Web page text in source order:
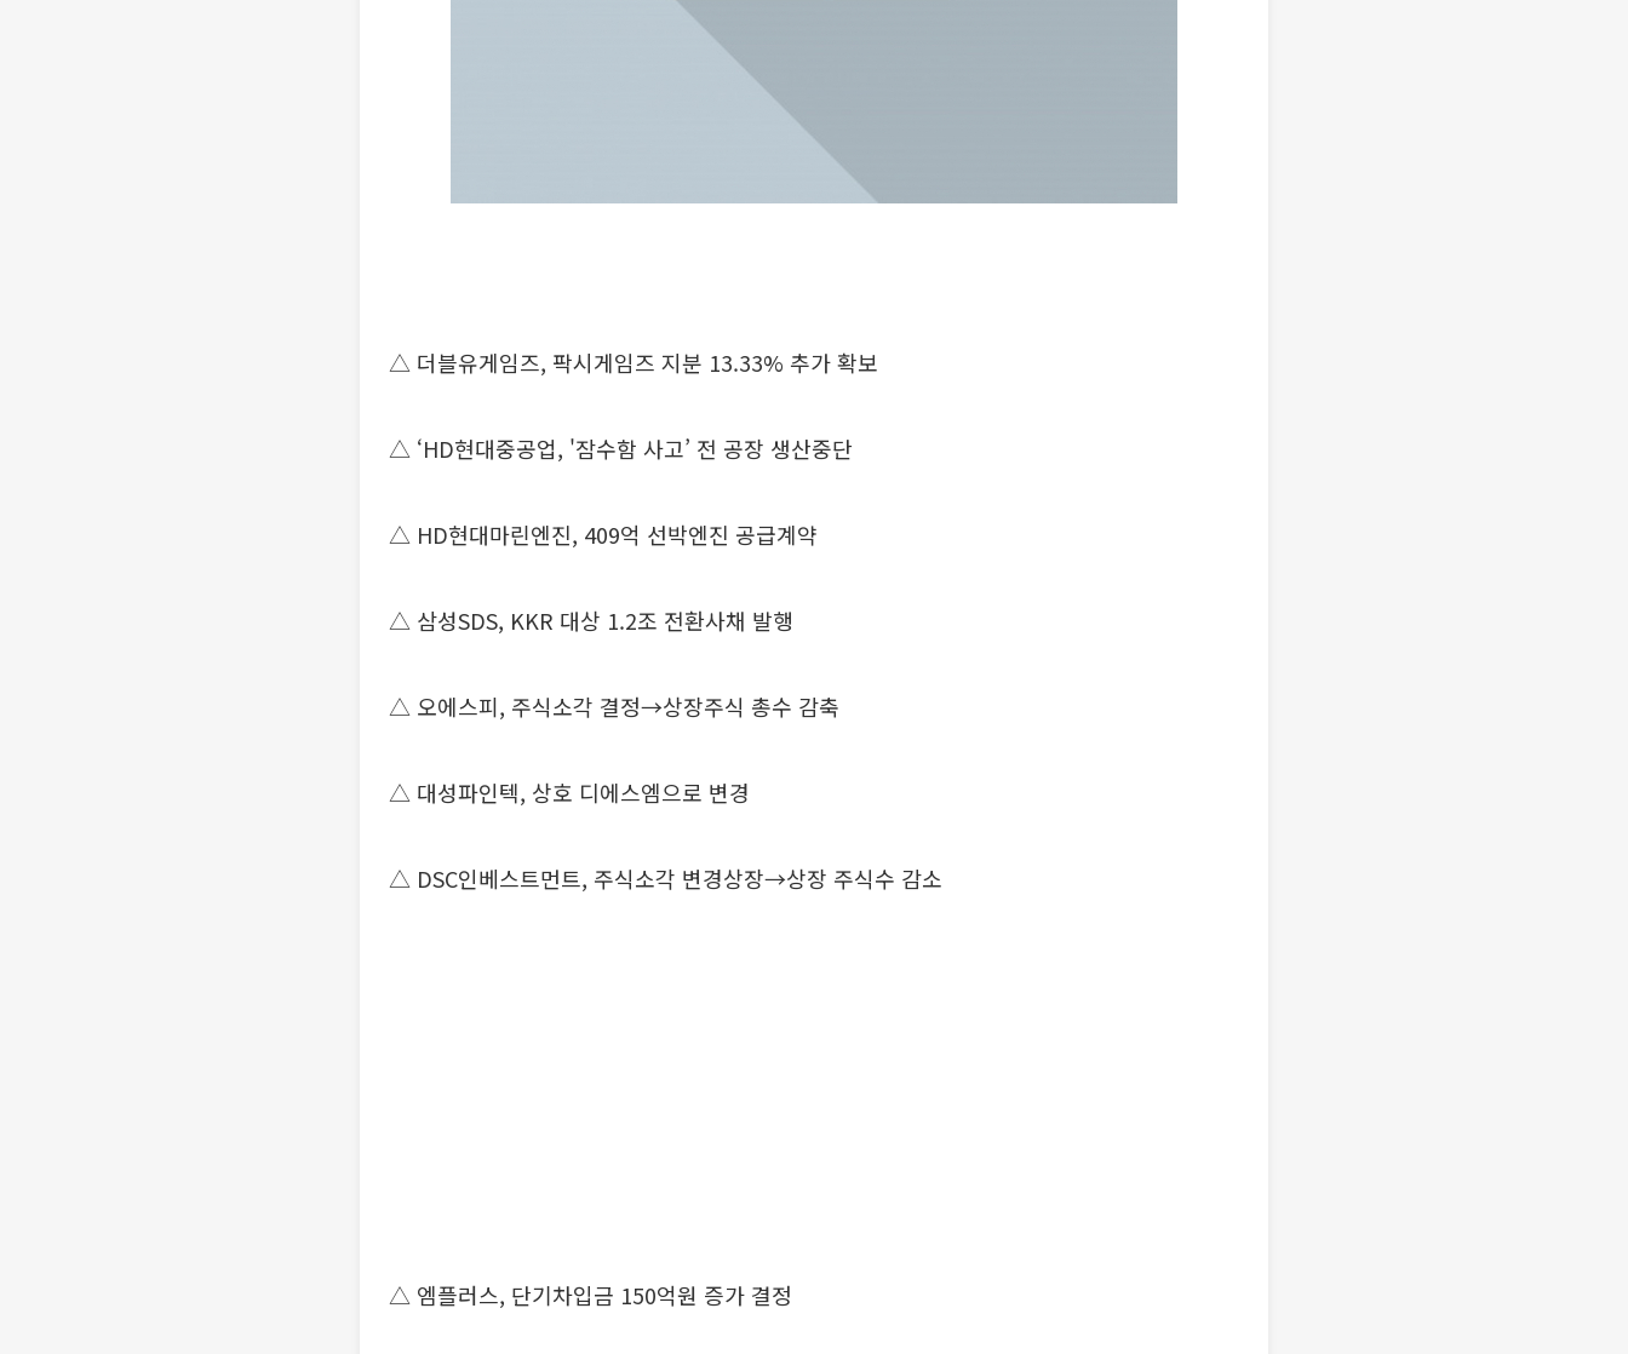
△ 더블유게임즈, 팍시게임즈 지분 13.33% 추가 확보
△ ‘HD현대중공업, '잠수함 사고’ 전 공장 생산중단
△ HD현대마린엔진, 409억 선박엔진 공급계약
△ 삼성SDS, KKR 대상 1.2조 전환사채 발행
△ 오에스피, 주식소각 결정→상장주식 총수 감축
△ 대성파인텍, 상호 디에스엠으로 변경
△ DSC인베스트먼트, 주식소각 변경상장→상장 주식수 감소
△ 엠플러스, 단기차입금 150억원 증가 결정